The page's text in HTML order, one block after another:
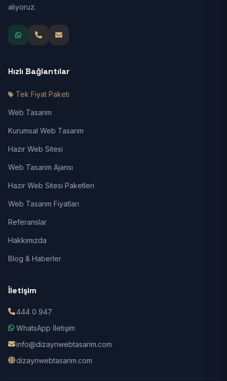
alıyoruz.
Hızlı Bağlantılar
Tek Fiyat Paketi
Web Tasarım
Kurumsal Web Tasarım
Hazır Web Sitesi
Web Tasarım Ajansı
Hazır Web Sitesi Paketleri
Web Tasarım Fiyatları
Referanslar
Hakkımızda
Blog & Haberler
İletişim
444 0 947
WhatsApp İletişim
info@dizaynwebtasarim.com
dizaynwebtasarim.com